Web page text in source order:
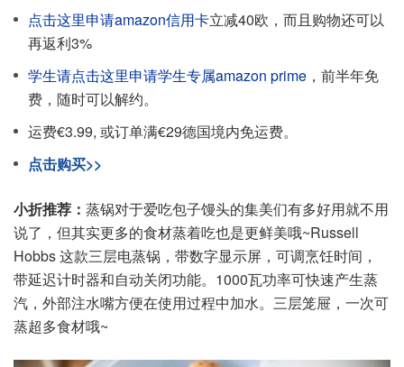
点击这里申请amazon信用卡立减40欧，而且购物还可以
再返利3%
学生请点击这里申请学生专属amazon prime ，前半年免
费，随时可以解约。
运费€3.99, 或订单满€29德国境内免运费。
点击购买>>
小折推荐： 蒸锅对于爱吃包子馒头的集美们有多好用就不用
说了，但其实更多的食材蒸着吃也是更鲜美哦~Russell
Hobbs 这款三层电蒸锅，带数字显示屏，可调烹饪时间，
带延迟计时器和自动关闭功能。1000瓦功率可快速产生蒸
汽，外部注水嘴方便在使用过程中加水。三层笼屉，一次可
蒸超多食材哦~